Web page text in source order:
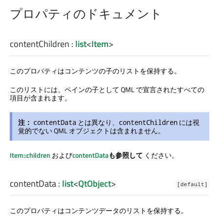
プロパティのドキュメント
contentChildren : list<Item>
このプロパティはコンテンツの子のリストを保持する。
このリストには、ペインの子として QML で宣言されたすべての
項目が含まれます。
注： contentData とは異なり、 contentChildren には視
覚的でない QML オブジェクトは含まれません。
Item::children およびcontentDataも参照して ください。
contentData: list<QtObject> [default]
このプロパティはコンテンツデータのリストを保持する。